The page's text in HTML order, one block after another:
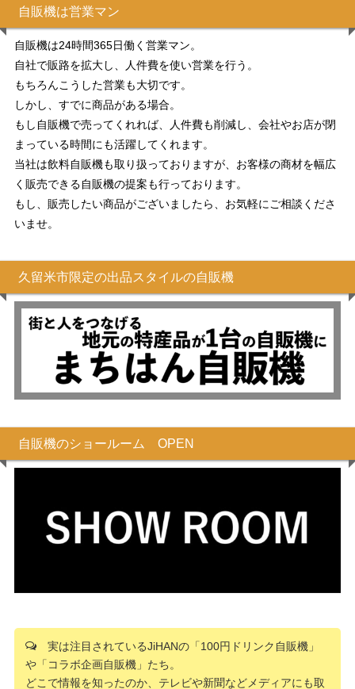
自販機は営業マン
自販機は24時間365日働く営業マン。
自社で販路を拡大し、人件費を使い営業を行う。
もちろんこうした営業も大切です。
しかし、すでに商品がある場合。
もし自販機で売ってくれれば、人件費も削減し、会社やお店が閉
まっている時間にも活躍してくれます。
当社は飲料自販機も取り扱っておりますが、お客様の商材を幅広
く販売できる自販機の提案も行っております。
もし、販売したい商品がございましたら、お気軽にご相談くださ
いませ。
久留米市限定の出品スタイルの自販機
自販機のショールーム OPEN
実は注目されているJiHANの「100円ドリンク自販機」
や「コラボ企画自販機」たち。
どこで情報を知ったのか、テレビや新聞などメディアにも取